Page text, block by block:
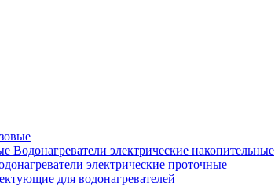
Водонагреватели электрические накопительные
электрические проточные
для водонагревателей